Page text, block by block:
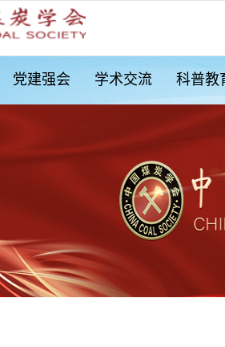
党建强会 学术交流 科普教